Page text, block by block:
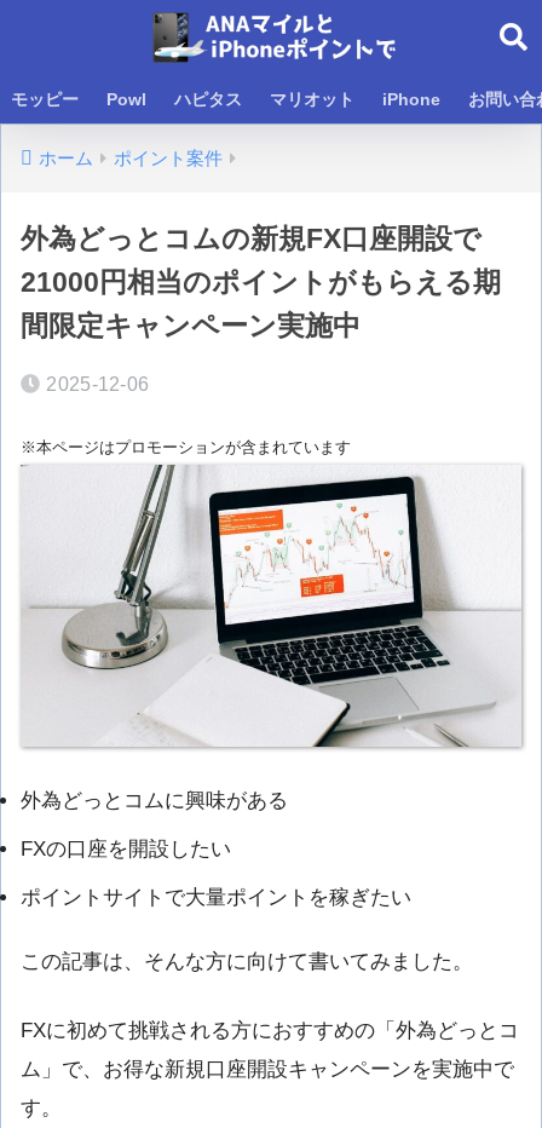
モッピー Powl ハピタス マリオット iPhone お問い合
ホーム ポイント案件
外為どっとコムの新規FX口座開設で
21000円相当のポイントがもらえる期
間限定キャンペーン実施中
2025-12-06
※本ページはプロモーションが含まれています
外為どっとコムに興味がある
FXの口座を開設したい
ポイントサイトで大量ポイントを稼ぎたい
この記事は、そんな方に向けて書いてみました。
FXに初めて挑戦される方におすすめの「外為どっとコ
ム」で、お得な新規口座開設キャンペーンを実施中で
す。